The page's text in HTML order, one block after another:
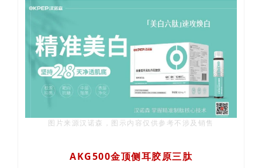
图片来源汉诺森，图示内容仅供参考不涉及销售
AKG500金顶侧耳胶原三肽